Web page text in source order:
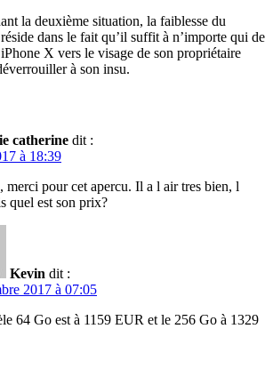
la deuxième situation, la faiblesse du
dans le fait qu’il suffit à n’importe qui de
X vers le visage de son propriétaire
à son insu.
catherine dit :
à 18:39
pour cet apercu. Il a l air tres bien, l
quel est son prix?
Kevin dit :
2017 à 07:05
64 Go est à 1159 EUR et le 256 Go à 1329